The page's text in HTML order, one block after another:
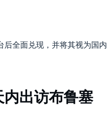
后全面兑现，并将其视为国内
出访布鲁塞